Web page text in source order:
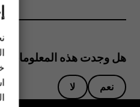
الهواتف الذكية
الهواتف
الأكسسوارات
HMD Terra M
هل وجدت هذه المعلومات
نعم لا